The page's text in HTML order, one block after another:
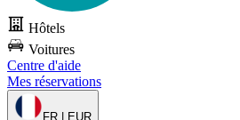
Hôtels
Voitures
Centre d'aide
Mes réservations
FR | EUR